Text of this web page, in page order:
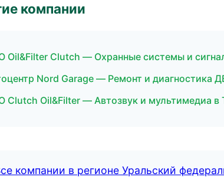
компании
Oil&Filter Clutch — Охранные системы и
Nord Garage — Ремонт и диагностика
Clutch Oil&Filter — Автозвук и мультимедиа в
компании в регионе Уральский